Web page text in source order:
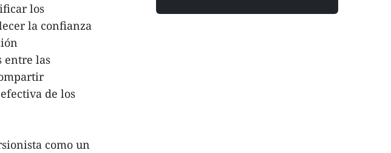
los
la confianza
entre las
de los
como un